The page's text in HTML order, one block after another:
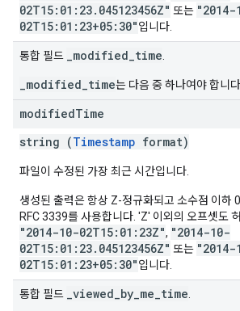
02T15:01:23.045123456Z" 또는 "2014-
02T15:01:23+05:30"입니다.
통합 필드 _modified_time
_modified_time는 다음 중 하나여야 합니다.
modifiedTime
string (Timestamp format)
파일이 수정된 가장 최근 시간입니다.
생성된 출력은 항상 Z-정규화되고 소수점 이하
RFC 3339를 사용합니다. 'Z' 이외의 오프셋도
"2014-10-02T15:01:23Z", "2014-10-
02T15:01:23.045123456Z" 또는 "2014-
02T15:01:23+05:30"입니다.
통합 필드 _viewed_by_me_time